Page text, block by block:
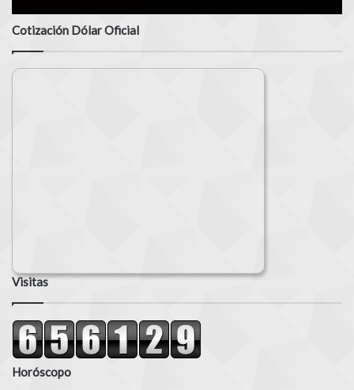
Cotización Dólar Oficial
Visitas
Horóscopo